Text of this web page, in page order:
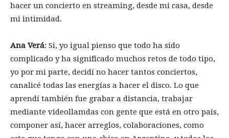
hacer un concierto en streaming, desde mi casa, desde
mi intimidad.
Ana Verá: Si, yo igual pienso que todo ha sido
complicado y ha significado muchos retos de todo tipo,
yo por mi parte, decidí no hacer tantos conciertos,
canalicé todas las energías a hacer el disco. Lo que
aprendí también fue grabar a distancia, trabajar
mediante videollamdas con gente que está en otro país,
componer así, hacer arreglos, colaboraciones, como